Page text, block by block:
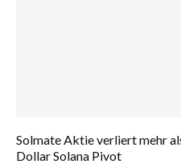
Solmate Aktie verliert mehr
Dollar Solana Pivot